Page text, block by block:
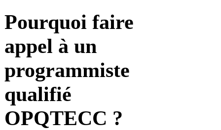
Pourquoi faire
appel à un
programmiste
qualifié
OPQTECC ?